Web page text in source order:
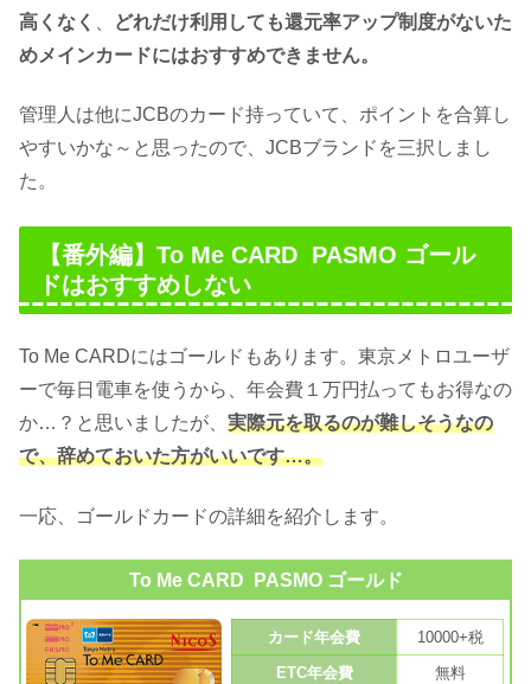
高くなく
どれだけ利用しても還元率アップ制度がないた
めメインカードにはおすすめできません。
管理人は他にJCBのカード持っていて、ポイントを合算し
やすいかな～と思ったので、JCBブランドを三択しまし
た。
【番外編】To Me CARD PASMO ゴール
ドはおすすめしない
To Me CARDにはゴールドもあります。東京メトロユーザ
ーで毎日電車を使うから、年会費１万円払ってもお得なの
か…？と思いましたが、 実際元を取るのが難しそうなの
で、辞めておいた方がいいです…。
一応、ゴールドカードの詳細を紹介します。
To Me CARD PASMO ゴールド
カード年会費
10000+税
ETC年会費
無料